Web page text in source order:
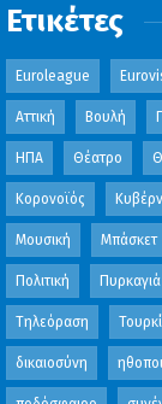
Ετικέτες
Euroleague
Αττική Βουλή
ΗΠΑ Θέατρο
Κορονοϊός
Μουσική Μπάσκετ
Πολιτική Πυρκαγιά
Τηλεόραση
δικαιοσύνη